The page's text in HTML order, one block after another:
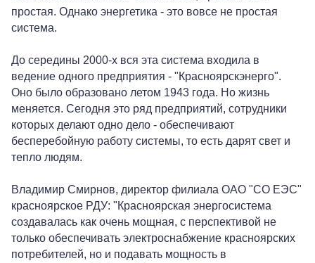
простая. Однако энергетика - это вовсе не простая
система.
До середины 2000-х вся эта система входила в
ведение одного предприятия - "Красноярскэнерго".
Оно было образовано летом 1943 года. Но жизнь
меняется. Сегодня это ряд предприятий, сотрудники
которых делают одно дело - обеспечивают
бесперебойную работу системы, то есть дарят свет и
тепло людям.
Владимир Смирнов, директор филиала ОАО "СО ЕЭС"
красноярское РДУ: "Красноярская энергосистема
создавалась как очень мощная, с перспективой не
только обеспечивать электроснабжение красноярских
потребителей, но и подавать мощность в